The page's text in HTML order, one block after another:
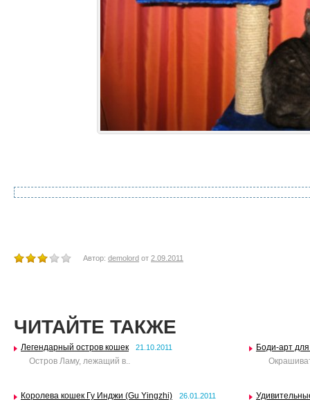
Автор: demolord от 2.09.2011
ЧИТАЙТЕ ТАКЖЕ
Легендарный остров кошек 21.10.2011
Остров Ламу, лежащий в..
Боди-арт
Королева кошек Гу Инджи (Gu Yingzhi) 26.01.2011